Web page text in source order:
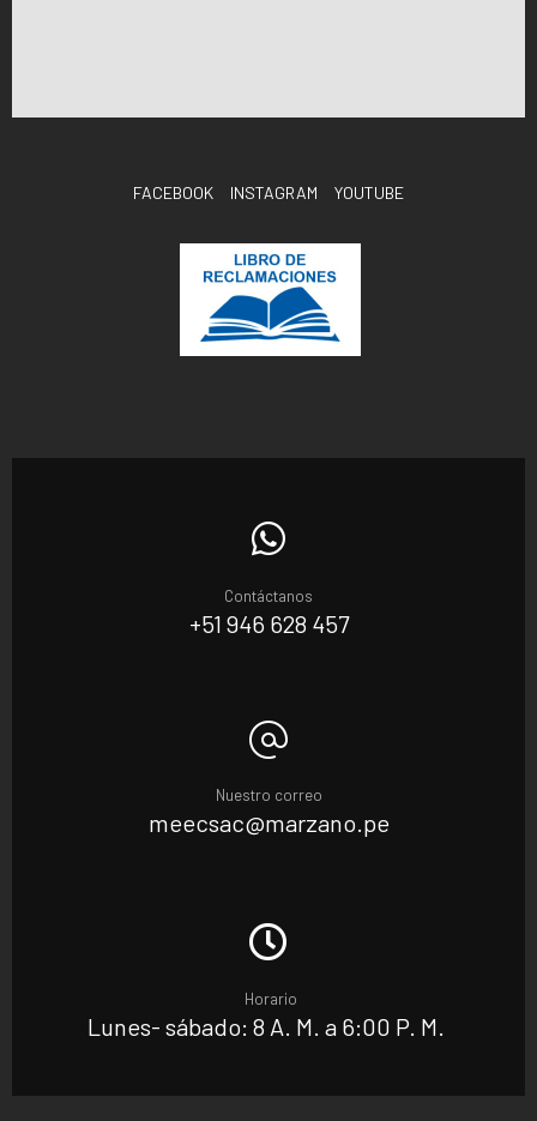
FACEBOOK INSTAGRAM YOUTUBE
Contáctanos
+51 946 628 457
Nuestro correo
meecsac@marzano.pe
Horario
Lunes- sábado: 8 A. M. a 6:00 P. M.